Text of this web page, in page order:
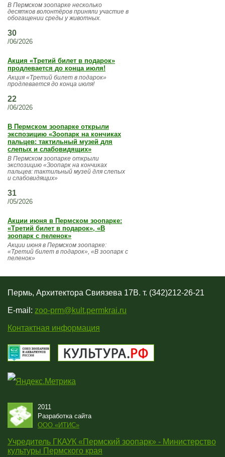
В Пермском зоопарке несколько
десятков волонтёров приняли участие в
обогащении среды у животных.
30
/06/2026
Акция «Третий билет в подарок»
продлевается до конца июля!
Акция «Третий билет в подарок»
продлевается до конца июля!
22
/06/2026
В Пермском зоопарке открыли
экспозицию «Зоопарк на кончиках
пальцев: тактильный музей для
слепых и слабовидящих»
В Пермском зоопарке открыли
экспозицию «Зоопарк на кончиках
пальцев: тактильный музей для слепых
и слабовидящих»
31
/05/2026
Акции июня в Пермском зоопарке:
«Третий билет в подарок», «В
зоопарк с пеленок»
Акции июня в Пермском зоопарке:
«Третий билет в подарок», «В зоопарк с
пеленок»
Пермь, Архитектора Свиязева 17В. т. (342)212-26-21
E-mail: zoo-prm@kult.permkrai.ru
Контактная информация
2011
Разработка сайта
OOO «ИТИС»
Учредитель ГКАУК «Пермский зоопарк» - Министерство
культуры Пермского края